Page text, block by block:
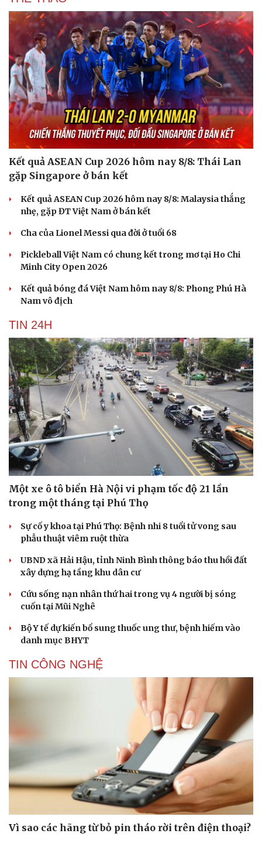
Cải chính
Kết quả ASEAN Cup 2026 hôm nay 8/8: Thái Lan
gặp Singapore ở bán kết
Kết quả ASEAN Cup 2026 hôm nay 8/8: Malaysia thắng
nhẹ, gặp ĐT Việt Nam ở bán kết
Cha của Lionel Messi qua đời ở tuổi 68
Pickleball Việt Nam có chung kết trong mơ tại Ho Chi
Minh City Open 2026
Kết quả bóng đá Việt Nam hôm nay 8/8: Phong Phú Hà
Nam vô địch
TIN 24H
Một xe ô tô biển Hà Nội vi phạm tốc độ 21 lần
trong một tháng tại Phú Thọ
Sự cố y khoa tại Phú Thọ: Bệnh nhi 8 tuổi tử vong sau
phẫu thuật viêm ruột thừa
UBND xã Hải Hậu, tỉnh Ninh Bình thông báo thu hồi đất
xây dựng hạ tầng khu dân cư
Cứu sống nạn nhân thứ hai trong vụ 4 người bị sóng
cuốn tại Mũi Nghê
Bộ Y tế dự kiến bổ sung thuốc ung thư, bệnh hiếm vào
danh mục BHYT
TIN CÔNG NGHỆ
Vì sao các hãng từ bỏ pin tháo rời trên điện thoại?